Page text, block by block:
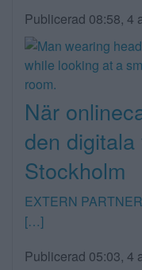
Publicerad 08:58, 4
När
den
Stockholm
EXTERN
[…]
Publicerad 05:03, 4